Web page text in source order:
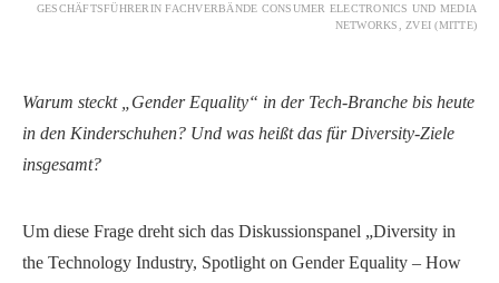
GESCHÄFTSFÜHRERIN FACHVERBÄNDE CONSUMER ELECTRONICS UND MEDIA
NETWORKS, ZVEI (MITTE)
Warum steckt „Gender Equality“ in der Tech-Branche bis heute
in den Kinderschuhen? Und was heißt das für Diversity-Ziele
insgesamt?
Um diese Frage dreht sich das Diskussionspanel „Diversity in
the Technology Industry, Spotlight on Gender Equality – How